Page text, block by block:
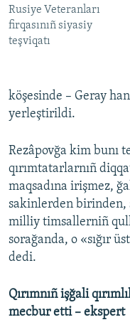
Rusiye Veteranları
firqasınıñ siyasiy
teşviqatı
köşesinde – Geray
yerleştirildi.
Rezâpovğa kim bunı
qırımtatarlarnıñ
maqsadına irişmez,
sakinlerden birinden,
milliy timsallerniñ
sorağanda, o «sığır
dedi.
Qırımnıñ işğali
mecbur etti – ekspert